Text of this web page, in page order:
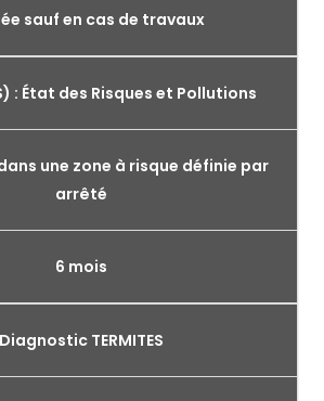
sauf en cas de travaux
: État des Risques et Pollutions
une zone à risque définie par
arrêté
6 mois
Diagnostic TERMITES